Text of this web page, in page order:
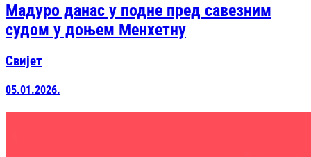
Мадуро данас у подне пред савезним
судом у доњем Менхетну
Свијет
05.01.2026.